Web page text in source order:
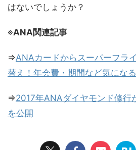
はないでしょうか？
※ANA関連記事
⇒ANAカードからスーパーフラ
替え！年会費・期間など気にな
⇒2017年ANAダイヤモンド修行
を公開